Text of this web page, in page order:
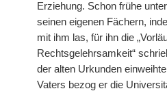
Erziehung. Schon frühe
seinen eigenen Fächern,
mit ihm las, für ihn die
Rechtsgelehrsamkeit“
der alten Urkunden
Vaters bezog er die